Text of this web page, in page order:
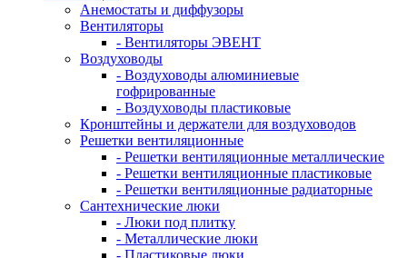
Анемостаты и диффузоры
Вентиляторы
- Вентиляторы ЭВЕНТ
Воздуховоды
- Воздуховоды алюминиевые
гофрированные
- Воздуховоды пластиковые
Кронштейны и держатели для воздуховодов
Решетки вентиляционные
- Решетки вентиляционные металлические
- Решетки вентиляционные пластиковые
- Решетки вентиляционные радиаторные
Сантехнические люки
- Люки под плитку
- Металлические люки
- Пластиковые люки